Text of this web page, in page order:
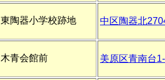
東陶器小学校跡地 中区陶器北
木青会館前 美原区青南台